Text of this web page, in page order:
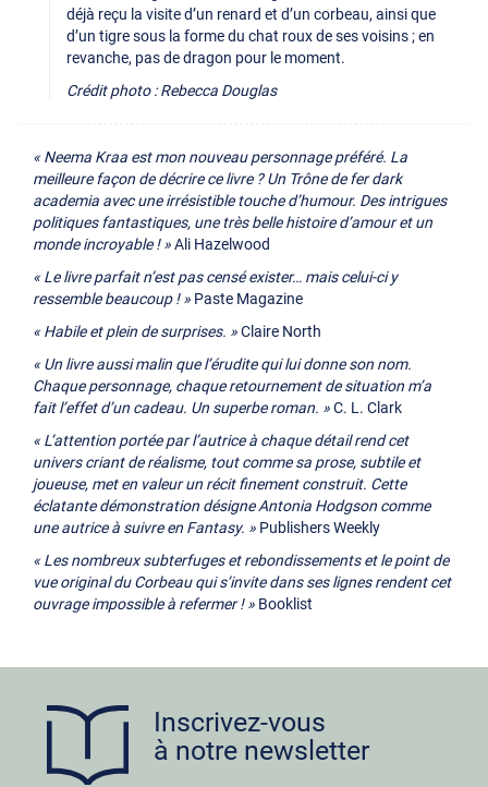
déjà reçu la visite d’un renard et d’un corbeau, ainsi que
d’un tigre sous la forme du chat roux de ses voisins ; en
revanche, pas de dragon pour le moment.
Crédit photo : Rebecca Douglas
« Neema Kraa est mon nouveau personnage préféré. La
meilleure façon de décrire ce livre ? Un Trône de fer dark
academia avec une irrésistible touche d’humour. Des intrigues
politiques fantastiques, une très belle histoire d’amour et un
monde incroyable ! »Ali Hazelwood
« Le livre parfait n’est pas censé exister… mais celui-ci y
ressemble beaucoup ! » Paste Magazine
« Habile et plein de surprises. »Claire North
« Un livre aussi malin que l’érudite qui lui donne son nom.
Chaque personnage, chaque retournement de situation m’a
fait l’effet d’un cadeau. Un superbe roman. »C. L. Clark
« L’attention portée par l’autrice à chaque détail rend cet
univers criant de réalisme, tout comme sa prose, subtile et
joueuse, met en valeur un récit finement construit. Cette
éclatante démonstration désigne Antonia Hodgson comme
une autrice à suivre en Fantasy. » Publishers Weekly
« Les nombreux subterfuges et rebondissements et le point de
vue original du Corbeau qui s’invite dans ses lignes rendent cet
ouvrage impossible à refermer ! » Booklist
Inscrivez-vous
à notre newsletter